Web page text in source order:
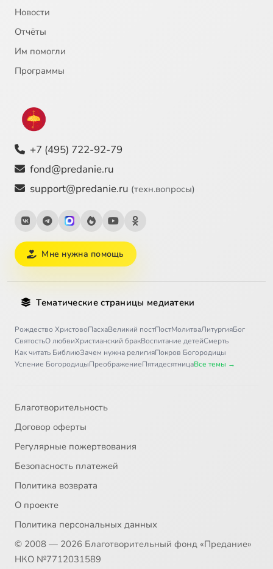
Новости
Отчёты
Им помогли
Программы
+7 (495) 722-92-79
fond@predanie.ru
support@predanie.ru (техн.вопросы)
Мне нужна помощь
Тематические страницы медиатеки
Рождество ХристовоПасхаВеликий постПостМолитваЛитургияБог
СвятостьО любвиХристианский бракВоспитание детейСмерть
Как читать БиблиюЗачем нужна религияПокров Богородицы
Успение БогородицыПреображениеПятидесятницаВсе темы →
Благотворительность
Договор оферты
Регулярные пожертвования
Безопасность платежей
Политика возврата
О проекте
Политика персональных данных
© 2008 — 2026 Благотворительный фонд «Предание»
НКО №7712031589